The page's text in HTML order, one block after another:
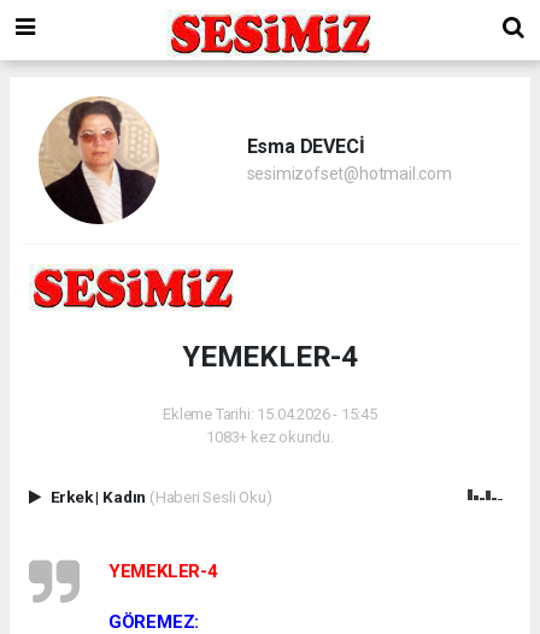
Esma DEVECİ
sesimizofset@hotmail.com
YEMEKLER-4
Ekleme Tarihi: 15.04.2026 - 15:45
1083+ kez okundu.
Erkek| Kadın (Haberi Sesli Oku)
YEMEKLER-4
GÖREMEZ: